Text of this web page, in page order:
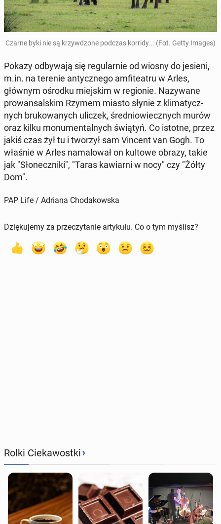
Czarne byki nie są krzyw­dzo­ne podczas korridy... (Fot. Getty Images)
Pokazy od­by­wa­ją się re­gu­lar­nie od wiosny do jesieni,
m.in. na terenie an­tycz­ne­go am­fi­te­atru w Arles,
głównym ośrodku miej­skim w re­gio­nie. Na­zy­wa­ne
pro­wan­sal­skim Rzymem miasto słynie z kli­ma­tycz­
nych bru­ko­wa­nych uliczek, śre­dnio­wiecz­nych murów
oraz kilku mo­nu­men­tal­nych świątyń. Co istotne, przez
jakiś czas żył tu i tworzył sam Vincent van Gogh. To
właśnie w Arles na­ma­lo­wał on kultowe obrazy, takie
jak "Sło­necz­ni­ki", "Taras ka­wiar­ni w nocy" czy "Żółty
Dom".
PAP Life / Adriana Chodakowska
Dziękujemy za przeczytanie artykułu. Co o tym myślisz?
Rolki Ciekawostki›